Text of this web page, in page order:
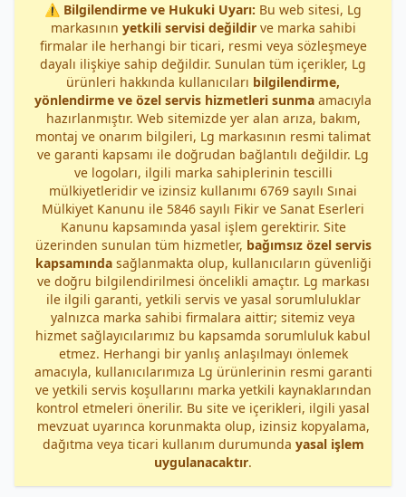
⚠️ Bilgilendirme ve Hukuki Uyarı: Bu web sitesi, Lg
markasının yetkili servisi değildirve marka sahibi
firmalar ile herhangi bir ticari, resmi veya sözleşmeye
dayalı ilişkiye sahip değildir. Sunulan tüm içerikler, Lg
ürünleri hakkında kullanıcıları bilgilendirme,
yönlendirme ve özel servis hizmetleri sunma amacıyla
hazırlanmıştır. Web sitemizde yer alan arıza, bakım,
montaj ve onarım bilgileri, Lg markasının resmi talimat
ve garanti kapsamı ile doğrudan bağlantılı değildir. Lg
ve logoları, ilgili marka sahiplerinin tescilli
mülkiyetleridir ve izinsiz kullanımı 6769 sayılı Sınai
Mülkiyet Kanunu ile 5846 sayılı Fikir ve Sanat Eserleri
Kanunu kapsamında yasal işlem gerektirir. Site
üzerinden sunulan tüm hizmetler, bağımsız özel servis
kapsamındasağlanmakta olup, kullanıcıların güvenliği
ve doğru bilgilendirilmesi öncelikli amaçtır. Lg markası
ile ilgili garanti, yetkili servis ve yasal sorumluluklar
yalnızca marka sahibi firmalara aittir; sitemiz veya
hizmet sağlayıcılarımız bu kapsamda sorumluluk kabul
etmez. Herhangi bir yanlış anlaşılmayı önlemek
amacıyla, kullanıcılarımıza Lg ürünlerinin resmi garanti
ve yetkili servis koşullarını marka yetkili kaynaklarından
kontrol etmeleri önerilir. Bu site ve içerikleri, ilgili yasal
mevzuat uyarınca korunmakta olup, izinsiz kopyalama,
dağıtma veya ticari kullanım durumunda yasal işlem
uygulanacaktır.